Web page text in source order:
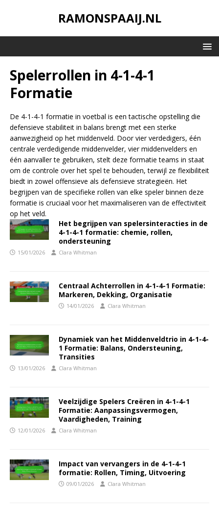
RAMONSPAAIJ.NL
Spelerrollen in 4-1-4-1
Formatie
De 4-1-4-1 formatie in voetbal is een tactische opstelling die
defensieve stabiliteit in balans brengt met een sterke
aanwezigheid op het middenveld. Door vier verdedigers, één
centrale verdedigende middenvelder, vier middenvelders en
één aanvaller te gebruiken, stelt deze formatie teams in staat
om de controle over het spel te behouden, terwijl ze flexibiliteit
biedt in zowel offensieve als defensieve strategieën. Het
begrijpen van de specifieke rollen van elke speler binnen deze
formatie is cruciaal voor het maximaliseren van de effectiviteit
op het veld.
Het begrijpen van spelersinteracties in de
4-1-4-1 formatie: chemie, rollen,
ondersteuning
15/01/2026 Clara Whitman
Centraal Achterrollen in 4-1-4-1 Formatie:
Markeren, Dekking, Organisatie
14/01/2026 Clara Whitman
Dynamiek van het Middenveldtrio in 4-1-4-
1 Formatie: Balans, Ondersteuning,
Transities
13/01/2026 Clara Whitman
Veelzijdige Spelers Creëren in 4-1-4-1
Formatie: Aanpassingsvermogen,
Vaardigheden, Training
12/01/2026 Clara Whitman
Impact van vervangers in de 4-1-4-1
formatie: Rollen, Timing, Uitvoering
09/01/2026 Clara Whitman